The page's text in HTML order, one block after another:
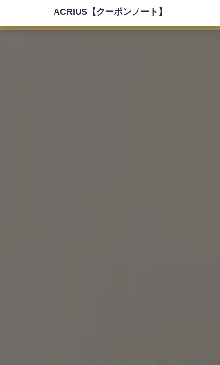
ACRIUS【クーポンノート】